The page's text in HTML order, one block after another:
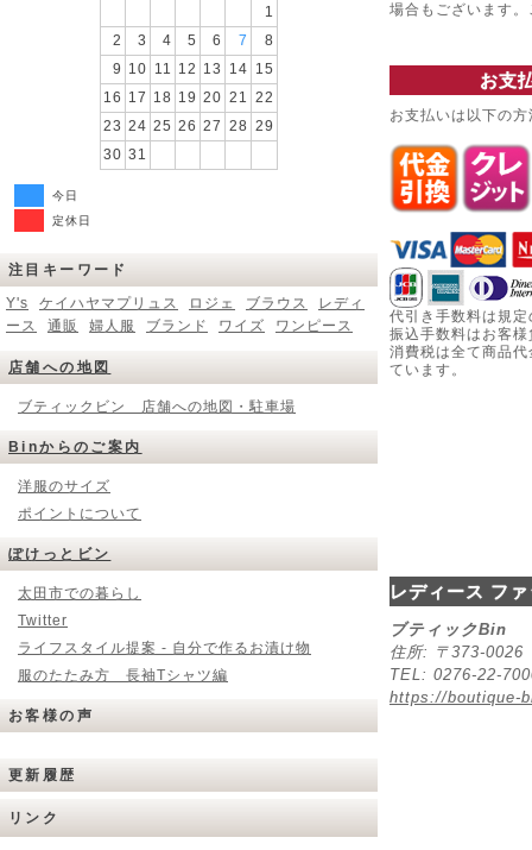
1
2
3 4 5 6 7
8
9 10 11 12 13 14 15
16 17 18 19 20 21 22
23 24 25 26 27 28 29
30 31
今日
定休日
注目キーワード
Y's
ケイハヤマプリュス ロジェ ブラウス
レディ
ース
通販 婦人服 ブランド ワイズ ワンピース
店舗への地図
ブティックビン 店舗への地図・駐車場
Binからのご案内
洋服のサイズ
ポイントについて
ぽけっとビン
太田市での暮らし
Twitter
ライフスタイル提案 - 自分で作るお漬け物
服のたたみ方 長袖Tシャツ編
お客様の声
更新履歴
リンク
場合もございます
お支
お支払いは以下の
代引き手数料は規
振込手数料はお客
消費税は全て商品
ています。
レディース フ
ブティックBin
住所: 〒373-
TEL: 0276-22-
https://boutique-